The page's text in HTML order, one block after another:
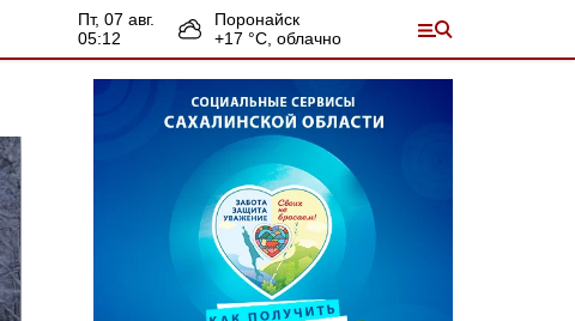
пт, 07 авг.
05:12
Поронайск
+17 °С, облачно